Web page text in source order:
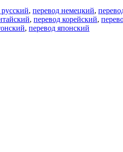
, перевод немецкий,
, перевод корейский,
, перевод японский